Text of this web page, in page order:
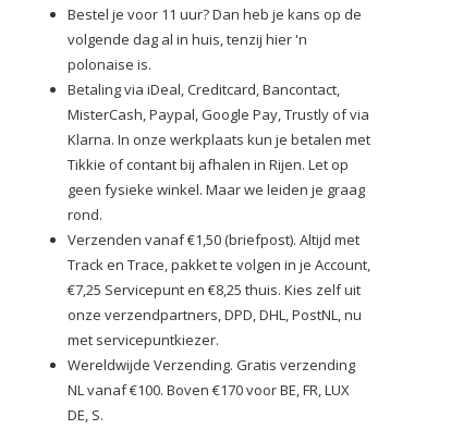
Bestel je voor 11 uur? Dan heb je kans op de
volgende dag al in huis, tenzij hier 'n
polonaise is.
Betaling via iDeal, Creditcard, Bancontact,
MisterCash, Paypal, Google Pay, Trustly of via
Klarna. In onze werkplaats kun je betalen met
Tikkie of contant bij afhalen in Rijen. Let op
geen fysieke winkel. Maar we leiden je graag
rond.
Verzenden vanaf €1,50 (briefpost). Altijd met
Track en Trace, pakket te volgen in je Account,
€7,25 Servicepunt en €8,25 thuis. Kies zelf uit
onze verzendpartners, DPD, DHL, PostNL, nu
met servicepuntkiezer.
Wereldwijde Verzending. Gratis verzending
NL vanaf €100. Boven €170 voor BE, FR, LUX
DE, S.